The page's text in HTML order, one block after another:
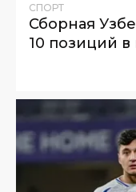
СПОРТ
Сборная
10 позиций